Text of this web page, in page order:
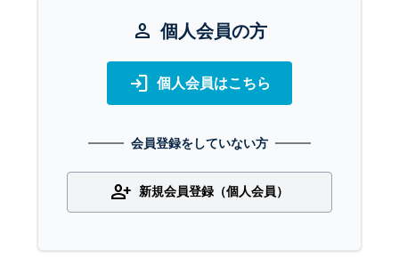
person 個人会員の方
login 個人会員はこちら
会員登録をしていない方
person_add 新規会員登録（個人会員）